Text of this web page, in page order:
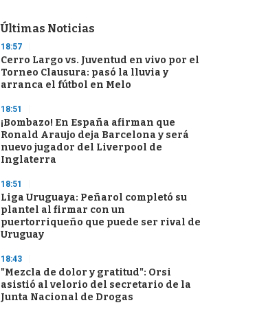
Últimas Noticias
18:57
Cerro Largo vs. Juventud en vivo por el
Torneo Clausura: pasó la lluvia y
arranca el fútbol en Melo
18:51
¡Bombazo! En España afirman que
Ronald Araujo deja Barcelona y será
nuevo jugador del Liverpool de
Inglaterra
18:51
Liga Uruguaya: Peñarol completó su
plantel al firmar con un
puertorriqueño que puede ser rival de
Uruguay
18:43
"Mezcla de dolor y gratitud": Orsi
asistió al velorio del secretario de la
Junta Nacional de Drogas